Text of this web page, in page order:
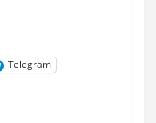
Telegram